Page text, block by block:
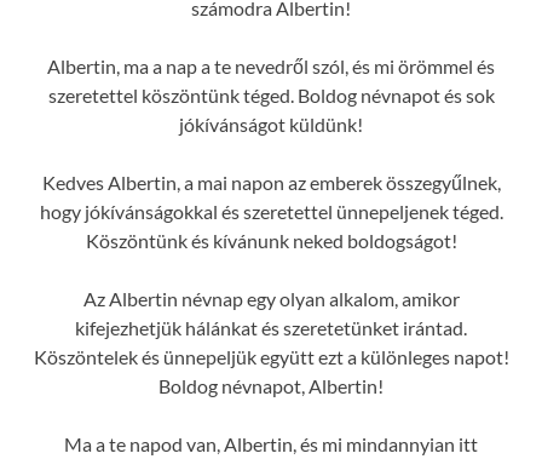
számodra Albertin!
Albertin, ma a nap a te nevedről szól, és mi örömmel és
szeretettel köszöntünk téged. Boldog névnapot és sok
jókívánságot küldünk!
Kedves Albertin, a mai napon az emberek összegyűlnek,
hogy jókívánságokkal és szeretettel ünnepeljenek téged.
Köszöntünk és kívánunk neked boldogságot!
Az Albertin névnap egy olyan alkalom, amikor
kifejezhetjük hálánkat és szeretetünket irántad.
Köszöntelek és ünnepeljük együtt ezt a különleges napot!
Boldog névnapot, Albertin!
Ma a te napod van, Albertin, és mi mindannyian itt